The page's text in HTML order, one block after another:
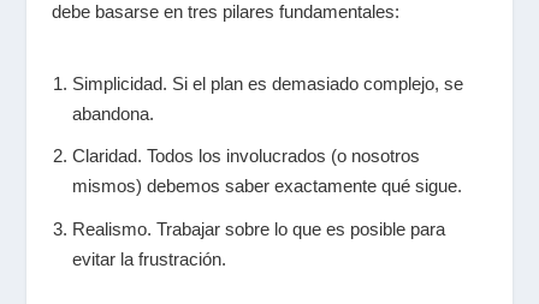
debe basarse en tres pilares fundamentales:
Simplicidad. Si el plan es demasiado complejo, se
abandona.
Claridad. Todos los involucrados (o nosotros
mismos) debemos saber exactamente qué sigue.
Realismo. Trabajar sobre lo que es posible para
evitar la frustración.